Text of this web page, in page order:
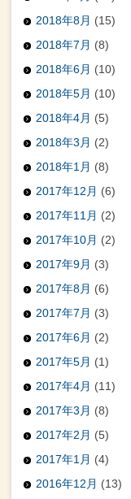
2018年8月 (15)
2018年7月 (8)
2018年6月 (10)
2018年5月 (10)
2018年4月 (5)
2018年3月 (2)
2018年1月 (8)
2017年12月 (6)
2017年11月 (2)
2017年10月 (2)
2017年9月 (3)
2017年8月 (6)
2017年7月 (3)
2017年6月 (2)
2017年5月 (1)
2017年4月 (11)
2017年3月 (8)
2017年2月 (5)
2017年1月 (4)
2016年12月 (13)